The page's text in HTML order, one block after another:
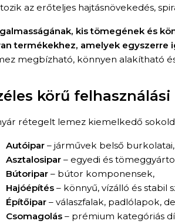
az erőteljes hajtásnövekedés,
kis tömegének és
termékekhez, amelyek egyszerre
megbízható, könnyen alakítható
körű
rétegelt lemez kiemelkedő
Autóipar – járművek belső
Asztalosipar – egyedi és
Bútoripar – bútor komponensek,
Hajóépítés – könnyű, vízálló és stabil
Építőipar – válaszfalak, padlólapok,
Csomagolás – prémium kategóriás